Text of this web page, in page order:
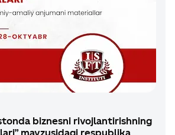
biznesni rivojlantirishning